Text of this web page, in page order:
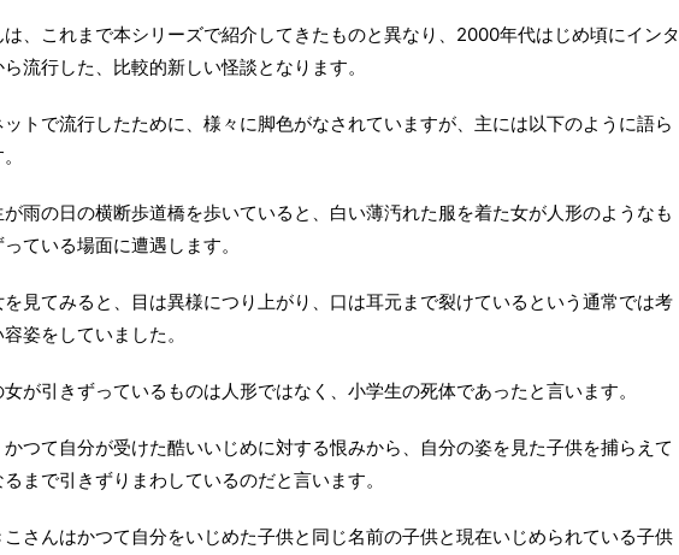
、これまで本シリーズで紹介してきたものと異なり、2000年代はじめ頃にインタ
流行した、比較的新しい怪談となります。
トで流行したために、様々に脚色がなされていますが、主には以下のように語ら
雨の日の横断歩道橋を歩いていると、白い薄汚れた服を着た女が人形のようなも
ている場面に遭遇します。
を見てみると、目は異様につり上がり、口は耳元まで裂けているという通常では考
姿をしていました。
女が引きずっているものは人形ではなく、小学生の死体であったと言います。
つて自分が受けた酷いいじめに対する恨みから、自分の姿を見た子供を捕らえて
まで引きずりまわしているのだと言います。
こさんはかつて自分をいじめた子供と同じ名前の子供と現在いじめられている子供